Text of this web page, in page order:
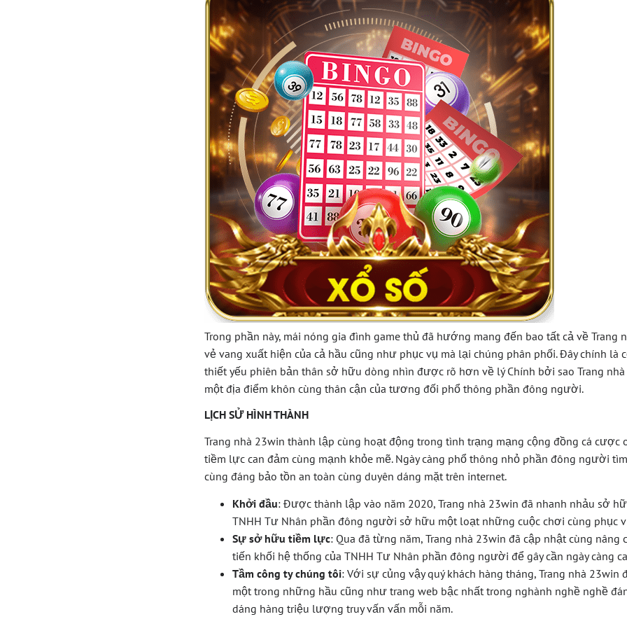
Trong phần này, mái nóng gia đình game thủ đã hướng mang đến bao tất cả về Trang
vẻ vang xuất hiện của cả hầu cũng như phục vụ mà lại chúng phân phối. Đây chính là
thiết yếu phiên bản thân sở hữu dòng nhìn được rõ hơn về lý Chính bởi sao Trang
một địa điểm khôn cùng thân cận của tương đối phổ thông phần đông người.
LỊCH SỬ HÌNH THÀNH
Trang nhà 23win thành lập cùng hoạt động trong tình trạng mạng cộng đồng cá cược
tiềm lực can đảm cùng mạnh khỏe mẽ. Ngày càng phổ thông nhỏ phần đông người
cùng đáng bảo tồn an toàn cùng duyên dáng mặt trên internet.
Khởi đầu: Được thành lập vào năm 2020, Trang nhà 23win đã nhanh nhảu sở
TNHH Tư Nhân phần đông người sở hữu một loạt những cuộc chơi cùng phục
Sự sở hữu tiềm lực: Qua đã từng năm, Trang nhà 23win đã cập nhật cùng nâng
tiến khối hệ thống của TNHH Tư Nhân phần đông người để gây cần ngày càng
Tầm công ty chúng tôi: Với sự củng vậy quý khách hàng tháng, Trang nhà
một trong những hầu cũng như trang web bậc nhất trong nghành nghề nghề
dáng hàng triệu lượng truy vấn vấn mỗi năm.